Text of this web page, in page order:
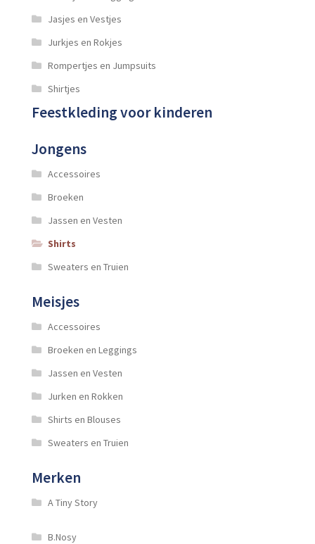
Jasjes en Vestjes
Jurkjes en Rokjes
Rompertjes en Jumpsuits
Shirtjes
Feestkleding voor kinderen
Jongens
Accessoires
Broeken
Jassen en Vesten
Shirts
Sweaters en Truien
Meisjes
Accessoires
Broeken en Leggings
Jassen en Vesten
Jurken en Rokken
Shirts en Blouses
Sweaters en Truien
Merken
A Tiny Story
B.Nosy